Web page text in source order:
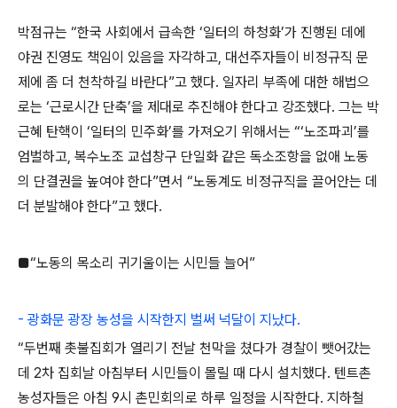
박점규는 “한국 사회에서 급속한 ‘일터의 하청화’가 진행된 데에
야권 진영도 책임이 있음을 자각하고, 대선주자들이 비정규직 문
제에 좀 더 천착하길 바란다”고 했다. 일자리 부족에 대한 해법으
로는 ‘근로시간 단축’을 제대로 추진해야 한다고 강조했다. 그는 박
근혜 탄핵이 ‘일터의 민주화’를 가져오기 위해서는 “‘노조파괴’를
엄벌하고, 복수노조 교섭창구 단일화 같은 독소조항을 없애 노동
의 단결권을 높여야 한다”면서 “노동계도 비정규직을 끌어안는 데
더 분발해야 한다”고 했다.
■“노동의 목소리 귀기울이는 시민들 늘어”
- 광화문 광장 농성을 시작한지 벌써 넉달이 지났다.
“두번째 촛불집회가 열리기 전날 천막을 쳤다가 경찰이 뺏어갔는
데 2차 집회날 아침부터 시민들이 몰릴 때 다시 설치했다. 텐트촌
농성자들은 아침 9시 촌민회의로 하루 일정을 시작한다. 지하철